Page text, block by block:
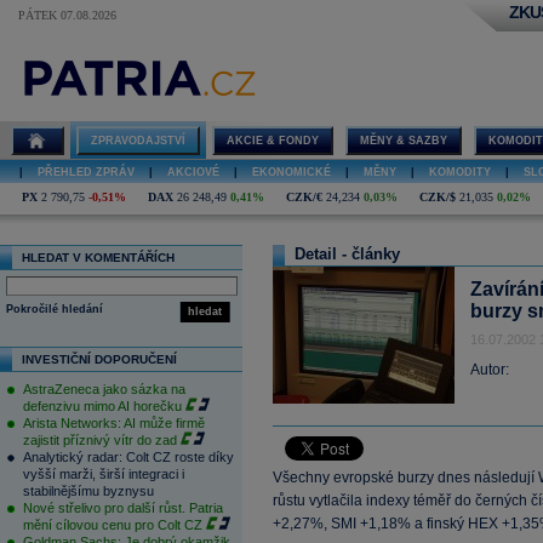
PÁTEK 07.08.2026
ZPRAVODAJSTVÍ AKCIE & FONDY MĚNY & SAZBY
PŘEHLED ZPRÁV AKCIOVÉ EKONOMICKÉ MĚNY KOMODITY
PX 2 790,75 -0,51% DAX 26 248,49 0,41% CZK/€ 24,234 0,03% CZK/$ 21,035 0,02%
HLEDAT V KOMENTÁŘÍCH
hledat
Pokročilé hledání
INVESTIČNÍ DOPORUČENÍ
AstraZeneca jako sázka na
defenzivu mimo AI horečku
Arista Networks: AI může firmě
zajistit příznivý vítr do zad
Analytický radar: Colt CZ roste díky
vyšší marži, širší integraci i
stabilnějšímu byznysu
Nové střelivo pro další růst. Patria
mění cílovou cenu pro Colt CZ
Detail - články
burzy
16.07.2002
Autor:
Všechny evropské burzy dnes následují
růstu vytlačila indexy téměř do černých
+2,27%, SMI +1,18% a finský HEX